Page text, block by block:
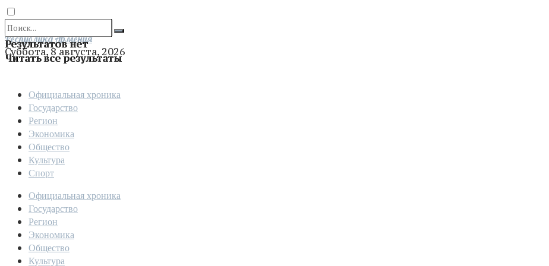
Результатов нет
Читать все результаты
Отправить
Республика Армения
Суббота, 8 августа, 2026
Официальная хроника
Государство
Регион
Экономика
Общество
Культура
Спорт
Официальная хроника
Государство
Регион
Экономика
Общество
Культура